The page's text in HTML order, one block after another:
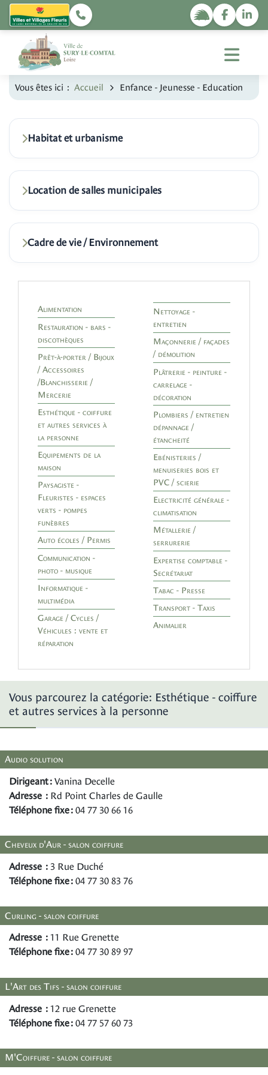
Vous êtes ici : Accueil Enfance - Jeunesse - Education
Habitat et urbanisme
Location de salles municipales
Cadre de vie / Environnement
Alimentation
Restauration - bars -
discothèques
Prêt-à-porter / Bijoux
/ Accessoires
/Blanchisserie /
Mercerie
Esthétique - coiffure
et autres services à
la personne
Equipements de la
maison
Paysagiste -
Fleuristes - espaces
verts - pompes
funèbres
Auto écoles / Permis
Communication -
photo - musique
Informatique -
multimédia
Garage / Cycles /
Véhicules : vente et
réparation
Nettoyage -
entretien
Maçonnerie / façades
/ démolition
Plâtrerie - peinture -
carrelage -
décoration
Plombiers / entretien
dépannage /
étancheité
Ebénisteries /
menuiseries bois et
PVC / scierie
Electricité générale -
climatisation
Métallerie /
serrurerie
Expertise comptable -
Secrétariat
Tabac - Presse
Transport - Taxis
Animalier
Vous parcourez la catégorie: Esthétique - coiffure
et autres services à la personne
Audio solution
Dirigeant : Vanina Decelle
Adresse : Rd Point Charles de Gaulle
Téléphone fixe : 04 77 30 66 16
Cheveux d'Aur - salon coiffure
Adresse : 3 Rue Duché
Téléphone fixe : 04 77 30 83 76
Curling - salon coiffure
Adresse : 11 Rue Grenette
Téléphone fixe : 04 77 30 89 97
L'Art des Tifs - salon coiffure
Adresse : 12 rue Grenette
Téléphone fixe : 04 77 57 60 73
M'Coiffure - salon coiffure